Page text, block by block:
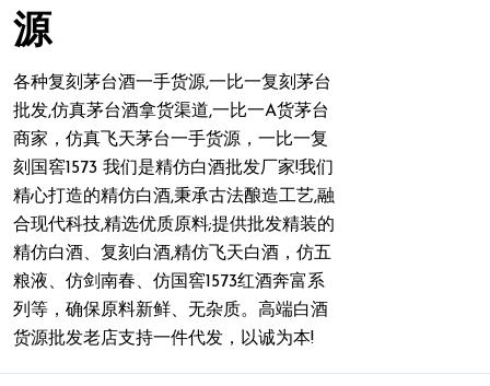
源
各种复刻茅台酒一手货源,一比一复刻茅台
批发,仿真茅台酒拿货渠道,一比一A货茅台
商家，仿真飞天茅台一手货源，一比一复
刻国窖1573 我们是精仿白酒批发厂家!我们
精心打造的精仿白酒,秉承古法酿造工艺,融
合现代科技,精选优质原料;提供批发精装的
精仿白酒、复刻白酒,精仿飞天白酒，仿五
粮液、仿剑南春、仿国窖1573红酒奔富系
列等，确保原料新鲜、无杂质。高端白酒
货源批发老店支持一件代发，以诚为本!